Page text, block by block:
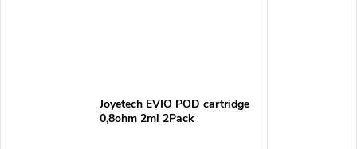
Joyetech EVIO POD cartridge
0,8ohm 2ml 2Pack